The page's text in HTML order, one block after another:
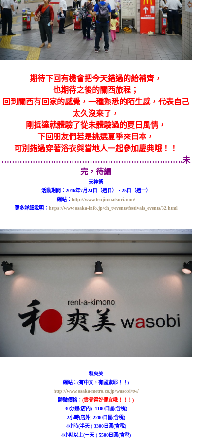
期待下回有機會把今天錯過的給補齊，
也期待之後的關西旅程；
回到關西有回家的感覺，一種熟悉的陌生感，代表自己
太久沒來了，
剛抵達就體驗了從未體驗過的夏日風情，
下回朋友們若是挑選夏季來日本，
可別錯過穿著浴衣與當地人一起參加慶典哦！！
…………………………………………………………….未
完，待續
天神祭
活動期間：2016年7月24日（週日）、25日（週一）
網站： http://www.tenjinmatsuri.com/
更多詳細說明： https://www.osaka-info.jp/ch_t/events/festivals_events/32.html
和爽美
網站：(有中文，有國旗耶！！)
http://www.osaka-metro.co.jp/wasobi/tw/
體驗價格：(雲覺得好便宜哦！！！)
30分鐘(店內) 1100日圓(含稅)
2小時(店外)2200日圓(含稅)
4小時(半天 ) 3300日圓(含稅)
4小時以上(ㄧ天 ) 5500日圓(含稅)